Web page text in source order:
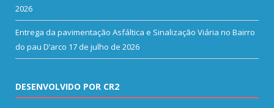
2026
Entrega da pavimentação Asfáltica e Sinalização Viária no Bairro
do pau D’arco 17 de julho de 2026
DESENVOLVIDO POR CR2